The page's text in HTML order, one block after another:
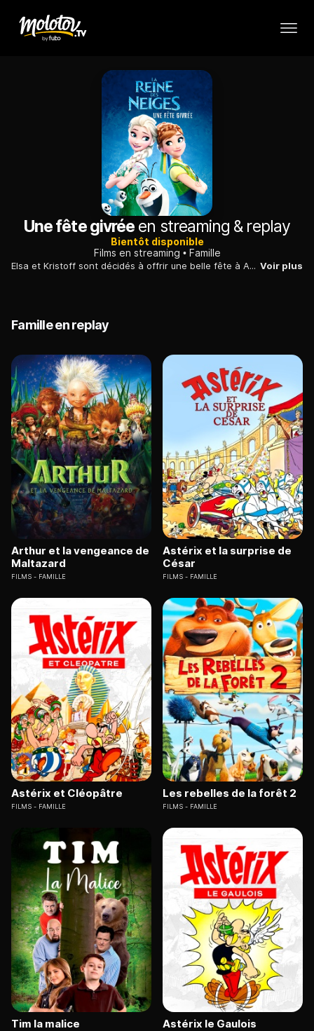
Une fête givrée en streaming & replay
Bientôt disponible
Films en streaming
Famille
Elsa et Kristoff sont décidés à offrir une belle fête à Anna pour son anniversaire, mais les pouvoirs d'Elsa pourraient bien provoquer une catastrophe... Voir plus
Famille en replay
Arthur et la vengeance de
Maltazard
FILMS FAMILLE
Astérix et la surprise de
César
FILMS FAMILLE
Astérix et Cléopâtre
FILMS FAMILLE
Les rebelles de la forêt 2
FILMS FAMILLE
Tim la malice Astérix le Gaulois